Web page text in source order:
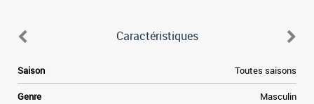
Caractéristiques
Saison Toutes saisons
Genre Masculin